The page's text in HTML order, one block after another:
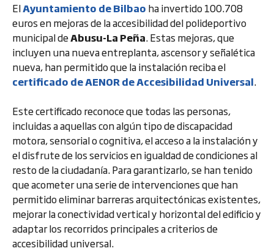
ElAyuntamiento de Bilbao ha invertido 100.708
euros en mejoras de la accesibilidad del polideportivo
municipal deAbusu-La Peña. Estas mejoras, que
incluyen una nueva entreplanta, ascensor y señalética
nueva, han permitido que la instalación reciba el
certificado de AENOR de Accesibilidad Universal.
Este certificado reconoce que todas las personas,
incluidas a aquellas con algún tipo de discapacidad
motora, sensorial o cognitiva, el acceso a la instalación y
el disfrute de los servicios en igualdad de condiciones al
resto de la ciudadanía. Para garantizarlo, se han tenido
que acometer una serie de intervenciones que han
permitido eliminar barreras arquitectónicas existentes,
mejorar la conectividad vertical y horizontal del edificio y
adaptar los recorridos principales a criterios de
accesibilidad universal.